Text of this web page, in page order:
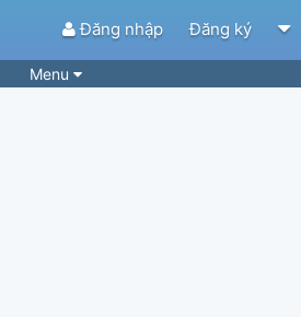
Đăng nhập Đăng ký
Menu